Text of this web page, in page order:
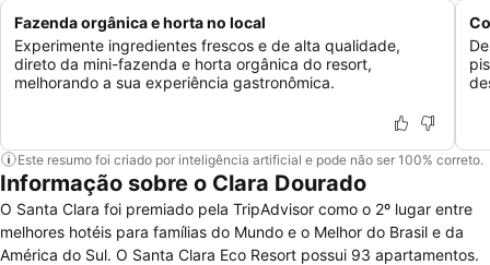
Fazenda orgânica e horta no local
Experimente ingredientes frescos e de alta qualidade,
direto da mini-fazenda e horta orgânica do resort,
melhorando a sua experiência gastronômica.
Este resumo foi criado por inteligência artificial e pode não ser 100% correto.
Informação sobre o Clara Dourado
O Santa Clara foi premiado pela TripAdvisor como o 2º lugar entre
melhores hotéis para famílias do Mundo e o Melhor do Brasil e da
América do Sul. O Santa Clara Eco Resort possui 93 apartamentos.